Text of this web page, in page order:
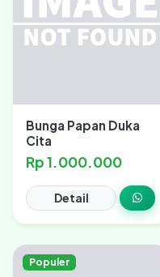
Bunga Papan Duka
Cita
Rp 1.000.000
Detail
Populer